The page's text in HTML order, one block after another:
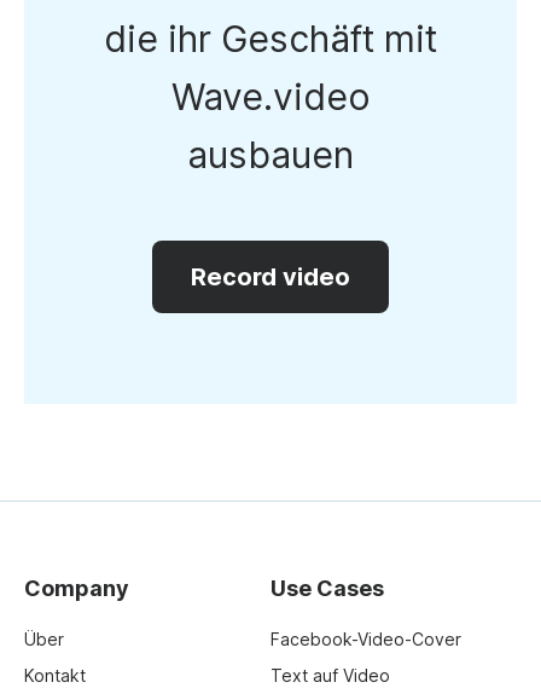
die ihr Geschäft mit
Wave.video
ausbauen
Record video
Company
Über
Kontakt
Use Cases
Facebook-Video-Cover
Text auf Video